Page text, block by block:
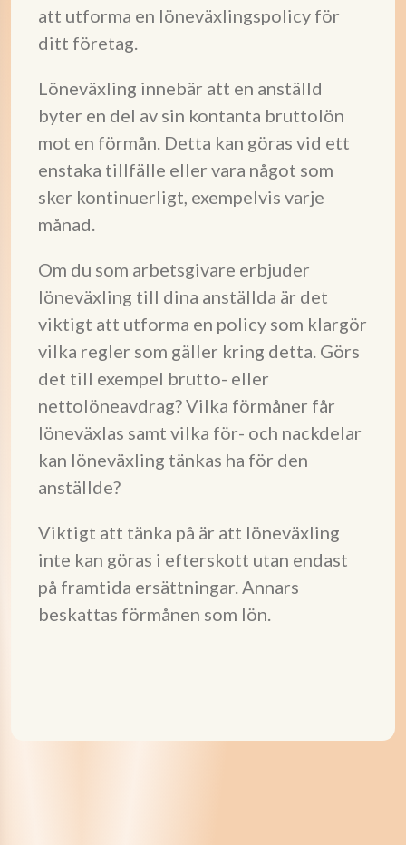
att utforma en löneväxlingspolicy för
ditt företag.
Löneväxling innebär att en anställd
byter en del av sin kontanta bruttolön
mot en förmån. Detta kan göras vid ett
enstaka tillfälle eller vara något som
sker kontinuerligt, exempelvis varje
månad.
Om du som arbetsgivare erbjuder
löneväxling till dina anställda är det
viktigt att utforma en policy som klargör
vilka regler som gäller kring detta. Görs
det till exempel brutto- eller
nettolöneavdrag? Vilka förmåner får
löneväxlas samt vilka för- och nackdelar
kan löneväxling tänkas ha för den
anställde?
Viktigt att tänka på är att löneväxling
inte kan göras i efterskott utan endast
på framtida ersättningar. Annars
beskattas förmånen som lön.